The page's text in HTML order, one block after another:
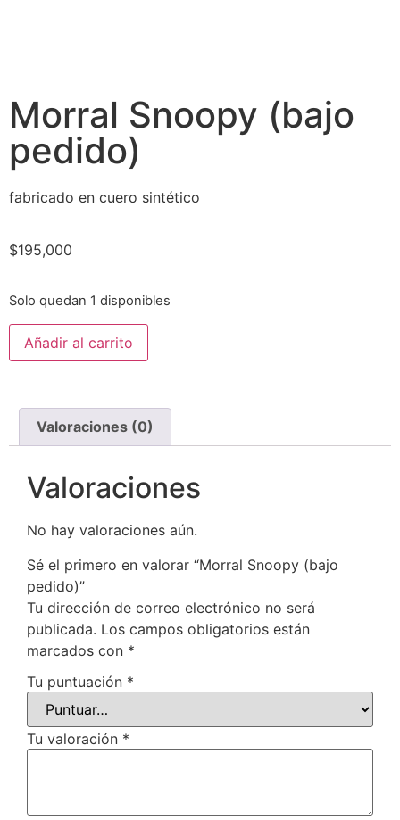
Morral Snoopy (bajo
pedido)
fabricado en cuero sintético
$195,000
Solo quedan 1 disponibles
Añadir al carrito
Valoraciones (0)
Valoraciones
No hay valoraciones aún.
Sé el primero en valorar “Morral Snoopy (bajo
pedido)”
Tu dirección de correo electrónico no será
publicada. Los campos obligatorios están
marcados con *
Tu puntuación *
Tu valoración *